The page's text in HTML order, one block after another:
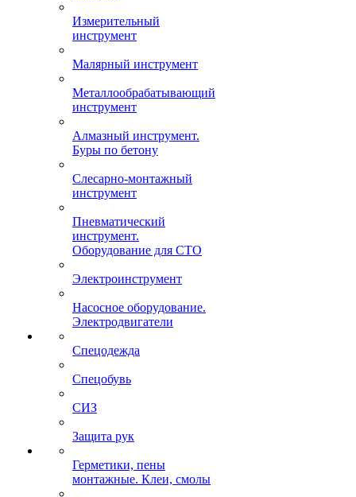
Измерительный
инструмент
Малярный инструмент
Металлообрабатывающий
инструмент
Алмазный инструмент.
Буры по бетону
Слесарно-монтажный
инструмент
Пневматический
инструмент.
Оборудование для СТО
Электроинструмент
Насосное оборудование.
Электродвигатели
Спецодежда
Спецобувь
СИЗ
Защита рук
Герметики, пены
монтажные. Клеи, смолы